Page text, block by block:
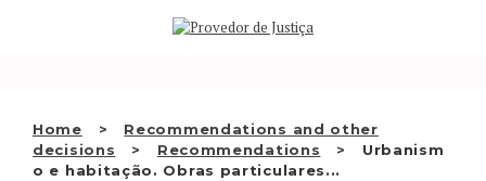
Home
Recommendations and other
decisions
Recommendations
Urbanism
o e habitação. Obras particulares...
WHO WE ARE
INSTITUTION